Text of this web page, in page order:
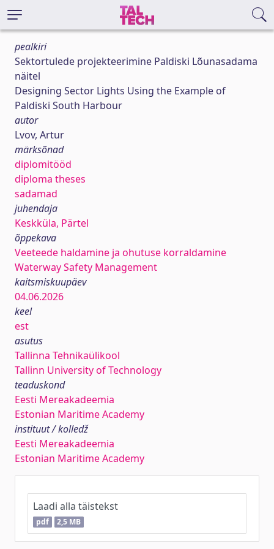
pealkiri
Sektortulede projekteerimine Paldiski Lõunasadama
näitel
Designing Sector Lights Using the Example of
Paldiski South Harbour
autor
Lvov, Artur
märksõnad
diplomitööd
diploma theses
sadamad
juhendaja
Keskküla, Pärtel
õppekava
Veeteede haldamine ja ohutuse korraldamine
Waterway Safety Management
kaitsmiskuupäev
04.06.2026
keel
est
asutus
Tallinna Tehnikaülikool
Tallinn University of Technology
teaduskond
Eesti Mereakadeemia
Estonian Maritime Academy
instituut / kolledž
Eesti Mereakadeemia
Estonian Maritime Academy
Laadi alla täistekst
pdf 2,5 MB